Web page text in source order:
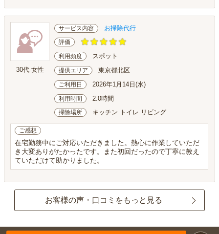
30代 女性
サービス内容 お掃除代行
評価
利用頻度 スポット
提供エリア 東京都北区
ご利用日 2026年1月14日(水)
利用時間 2.0時間
掃除場所 キッチン トイレ リビング
ご感想
在宅勤務中にご対応いただきました。熱心に作業していただ
き大変ありがたかったです。また初回だったので丁寧に教え
ていただけて助かりました。
お客様の声・口コミをもっと見る